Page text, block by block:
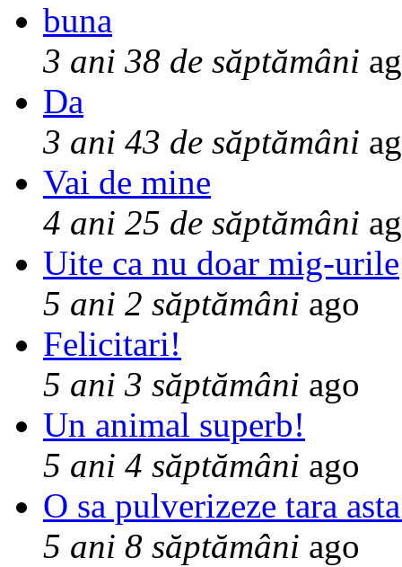
buna
3 ani 38 de săptămâni
Da
3 ani 43 de săptămâni
Vai de mine
4 ani 25 de săptămâni
Uite ca nu doar mig-urile
5 ani 2 săptămâni ago
Felicitari!
5 ani 3 săptămâni ago
Un animal superb!
5 ani 4 săptămâni ago
O sa pulverizeze tara
5 ani 8 săptămâni ago